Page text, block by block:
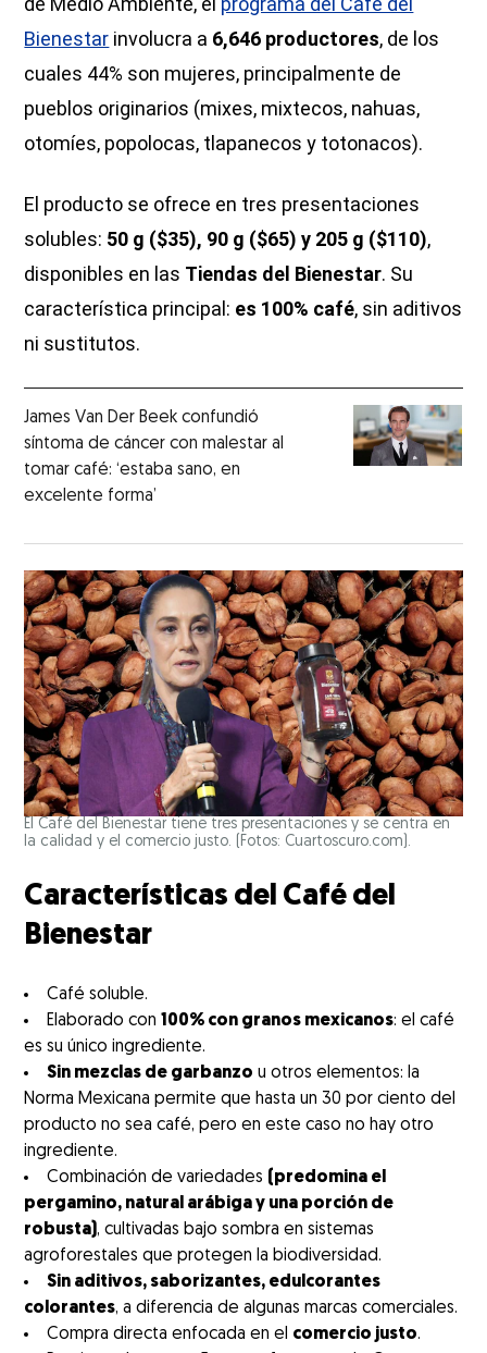
Bienestar involucra a 6,646 productores, de los
cuales 44% son mujeres, principalmente de
pueblos originarios (mixes, mixtecos, nahuas,
otomíes, popolocas, tlapanecos y totonacos).
El producto se ofrece en tres presentaciones
solubles: 50 g ($35), 90 g ($65) y 205 g ($110),
disponibles en las Tiendas del Bienestar. Su
característica principal: es 100% café, sin aditivos
ni sustitutos.
James Van Der Beek confundió
síntoma de cáncer con malestar al
tomar café: ‘estaba sano, en
excelente forma’
El Café del Bienestar tiene tres presentaciones y se centra en
la calidad y el comercio justo. (Fotos: Cuartoscuro.com).
Características del Café del
Bienestar
Café soluble.
Elaborado con100% con granos mexicanos: el café
es su único ingrediente.
Sin mezclas de garbanzo u otros elementos: la
Norma Mexicana permite que hasta un 30 por ciento del
producto no sea café, pero en este caso no hay otro
ingrediente.
Combinación de variedades (predomina el
pergamino, natural arábiga y una porción de
robusta), cultivadas bajo sombra en sistemas
agroforestales que protegen la biodiversidad.
Sin aditivos, saborizantes, edulcorantes
colorantes, a diferencia de algunas marcas comerciales.
Compra directa enfocada en el comercio justo.